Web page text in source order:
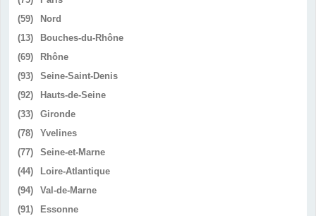
(59)
Nord
(13)
Bouches-du-Rhône
(69)
Rhône
(93)
Seine-Saint-Denis
(92)
Hauts-de-Seine
(33)
Gironde
(78)
Yvelines
(77)
Seine-et-Marne
(44)
Loire-Atlantique
(94)
Val-de-Marne
(91)
Essonne